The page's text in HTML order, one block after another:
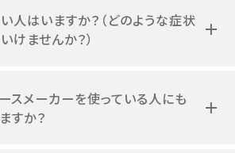
人はいますか？（どのような症状
けませんか？）
スメーカーを使っている人にも
すか？